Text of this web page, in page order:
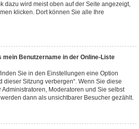
dazu wird meist oben auf der Seite angezeigt,
klicken. Dort können Sie alle Ihre
Benutzername in der Online-Liste
Sie in den Einstellungen eine Option
dieser Sitzung verbergen“. Wenn Sie diese
Moderatoren und Sie selbst
dann als unsichtbarer Besucher gezählt.